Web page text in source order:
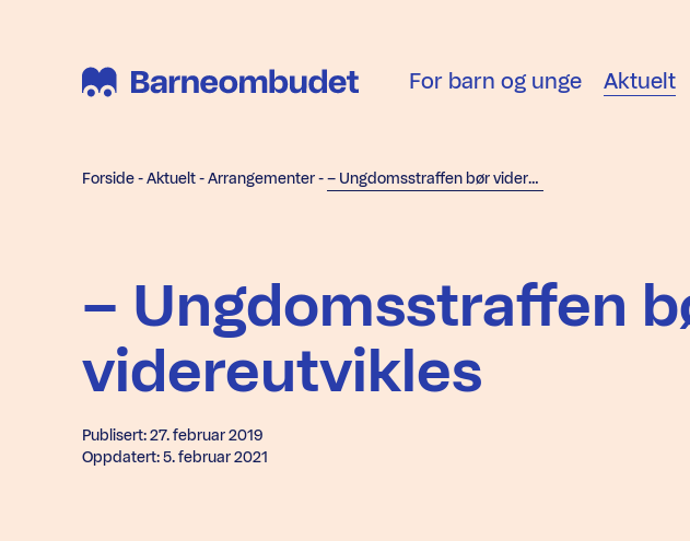
For barn og unge Aktuelt
Forside-Aktuelt-Arrangementer- – Ungdomsstraffen bør videreutvikles
– Ungdomsstraffen
videreutvikles
Publisert: 27. februar 2019
Oppdatert: 5. februar 2021